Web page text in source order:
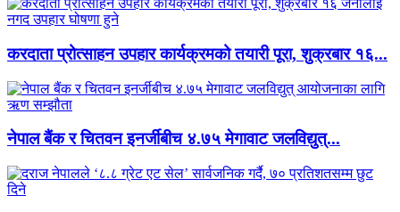
करदाता प्रोत्साहन उपहार कार्यक्रमको तयारी पूरा, शुक्रबार १६...
नेपाल बैंक र चितवन इनर्जीबीच ४.७५ मेगावाट जलविद्युत्...